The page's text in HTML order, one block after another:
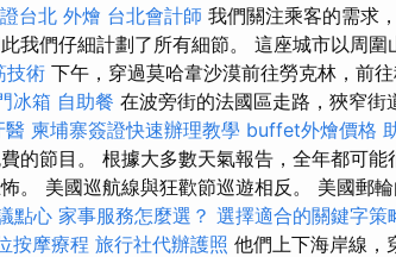
台北 外燴 台北會計師 我們關注乘客的需求
我們仔細計劃了所有細節。 這座城市以周圍
技術 下午，穿過莫哈韋沙漠前往勞克林，前
冰箱 自助餐 在波旁街的法國區走路，狹窄街
醫 柬埔寨簽證快速辦理教學 buffet外燴價格
的節目。 根據大多數天氣報告，全年都可
。 美國巡航線與狂歡節巡遊相反。 美國郵
點心 家事服務怎麼選？ 選擇適合的關鍵字策
按摩療程 旅行社代辦護照 他們上下海岸線，